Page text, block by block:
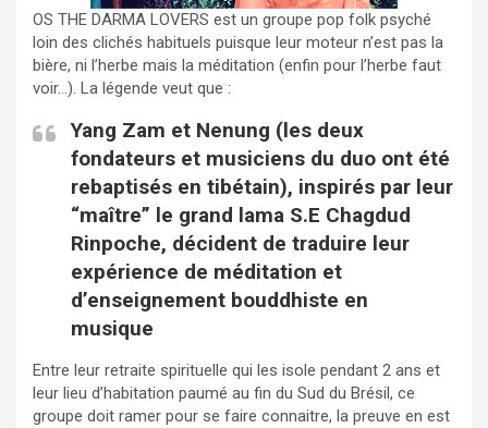
OS THE DARMA LOVERS est un groupe pop folk psyché
loin des clichés habituels puisque leur moteur n’est pas la
bière, ni l’herbe mais la méditation (enfin pour l’herbe faut
voir…). La légende veut que :
Yang Zam et Nenung (les deux
fondateurs et musiciens du duo ont été
rebaptisés en tibétain), inspirés par leur
“maître” le grand lama S.E Chagdud
Rinpoche, décident de traduire leur
expérience de méditation et
d’enseignement bouddhiste en
musique
Entre leur retraite spirituelle qui les isole pendant 2 ans et
leur lieu d’habitation paumé au fin du Sud du Brésil, ce
groupe doit ramer pour se faire connaitre, la preuve en est